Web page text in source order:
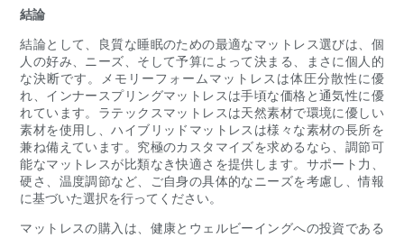
結論
結論として、良質な睡眠のための最適なマットレス選びは、個
人の好み、ニーズ、そして予算によって決まる、まさに個人的
な決断です。メモリーフォームマットレスは体圧分散性に優
れ、インナースプリングマットレスは手頃な価格と通気性に優
れています。ラテックスマットレスは天然素材で環境に優しい
素材を使用し、ハイブリッドマットレスは様々な素材の長所を
兼ね備えています。究極のカスタマイズを求めるなら、調節可
能なマットレスが比類なき快適さを提供します。サポート力、
硬さ、温度調節など、ご自身の具体的なニーズを考慮し、情報
に基づいた選択を行ってください。
マットレスの購入は、健康とウェルビーイングへの投資である